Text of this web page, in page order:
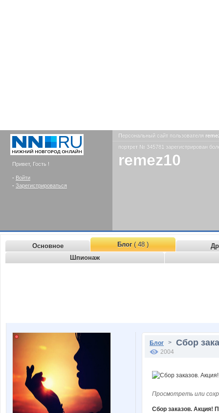
Привет, Гость !
- Войти
- Зарегистрироваться
Персональный сайт пользователя
портрет № 345781 зарегистрирован
remez10
Основное Блог( 48 )
Шпионаж
Блог > Сбор
2004
Просмотреть или
Сбор заказов. Акция!